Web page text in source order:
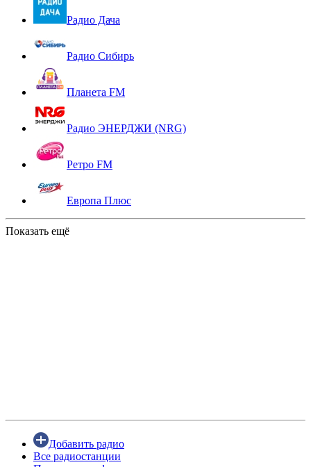
Радио Дача
Радио Сибирь
Планета FM
Радио ЭНЕРДЖИ (NRG)
Ретро FM
Европа Плюс
Показать ещё
Добавить радио
Все радиостанции